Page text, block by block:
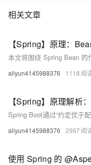
相关文章
【Spring】原理：
aliyun4145988376 1118
【Spring】原理解析
aliyun4145988376 2997